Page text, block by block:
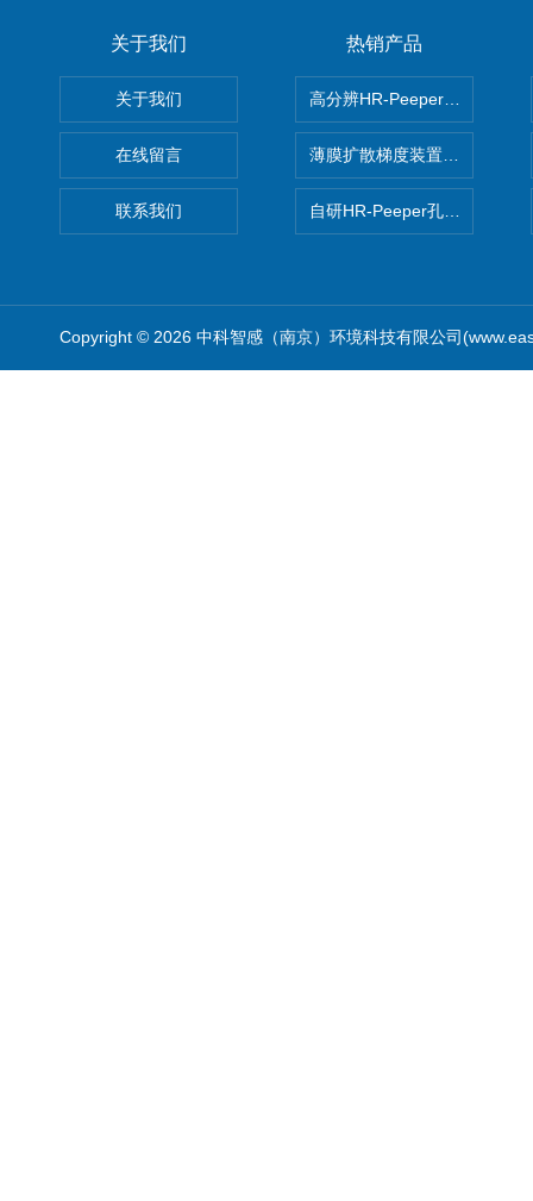
关于我们
关于我们
在线留言
联系我们
热销产品
高分辨HR-Peeper采样器孔隙
薄膜扩散梯度装置 Agl DGT
自研HR-Peeper孔隙水采样器
Copyright © 2026 中科智感（南京）环境科技有限公司